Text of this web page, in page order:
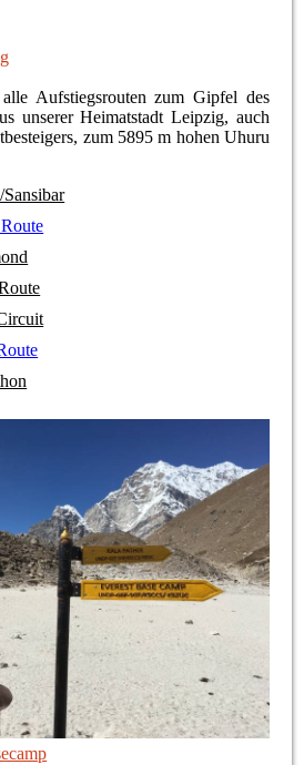
Aufstiegsrouten zum Gipfel des
unserer Heimatstadt Leipzig, auch
zum 5895 m hohen Uhuru